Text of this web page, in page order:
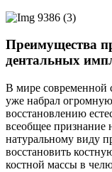
Преимущества
дентальных
В мире современной
уже набрал
восстановлению
всеобщее признание
натуральному виду
восстановить
костной массы в